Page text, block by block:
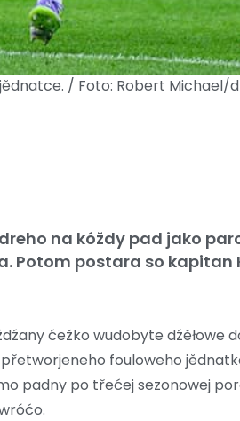
/ Foto: Robert Michael/
na kóždy pad jako
Potom postara so kapitan
ćežko wudobyte dźěłowe
fouloweho
padny po třećej sezonowej